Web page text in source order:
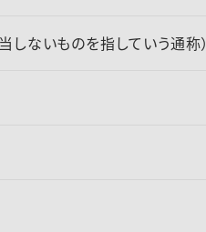
しないものを指していう通称）